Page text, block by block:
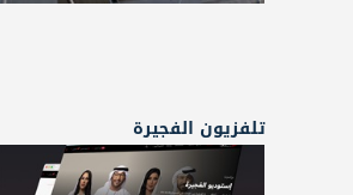
تلفزيون الفجيرة